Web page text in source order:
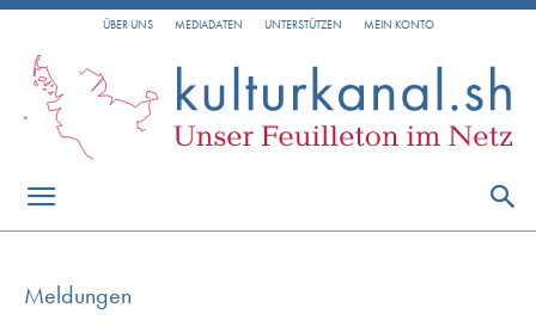
ÜBER UNS MEDIADATEN UNTERSTÜTZEN MEIN KONTO
Meldungen